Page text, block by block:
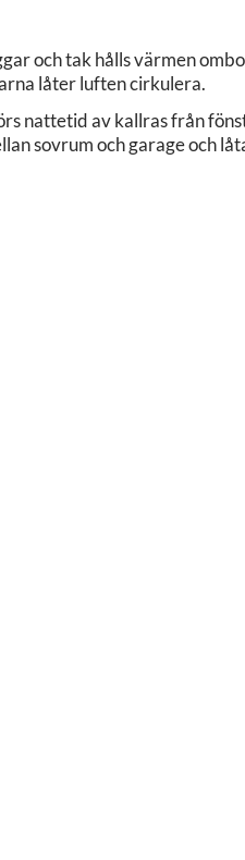
och tak hålls värmen
låter luften cirkulera.
nattetid av kallras från
sovrum och garage och